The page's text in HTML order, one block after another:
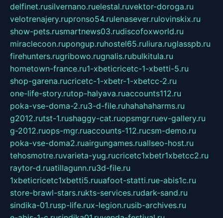
delfinet.rusilvernano.ruelestal.ruvektor-doroga.ru
velotrenajery.rupronso54.rulenasever.rulovinskix.ru
show-pets.rusmartnews03.rudiscofoxworld.ru
miraclecoon.rupongup.ruhostel65.ruliura.ruglasspb.ru
firehunters.rugribowo.rugnalis.rubulkitula.ru
hometown-france.ru1-xbeticricetc-1-xbetti-5.ru
shop-garena.rucricetc-1-xbetr-1-xbetcc-2.ru
one-life-story.rutop-halyava.ruaccounts112.ru
poka-vse-doma-2.ru3-d-file.ruhahahaharms.ru
g2012.rutst-1.rushaggy-cat.ruopsmgr.ruev-gallery.ru
g-2012.ruops-mgr.ruaccounts-112.rucsm-demo.ru
poka-vse-doma2.ruairgungames.ruallseo-host.ru
tehosmotre.ruvarieta-yug.rucricetc1xbetr1xbetcc2.ru
raytor-d.ruatillagunn.ru3d-file.ru
1xbeticricetc1xbetti5.ruuafoot-statti.rue-abis1c.ru
store-brawl-stars.rukts-services.rudark-sand.ru
sindika-01.rusp-life.rux-legion.rusib-archives.ru